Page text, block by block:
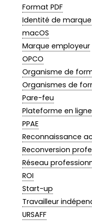
Format PDF
Identité de marque
macOS
Marque employeur
OPCO
Organisme de
Organismes de
Pare-feu
Plateforme en ligne
PPAE
Reconnaissance
Reconversion
Réseau
ROI
Start-up
Travailleur
URSAFF